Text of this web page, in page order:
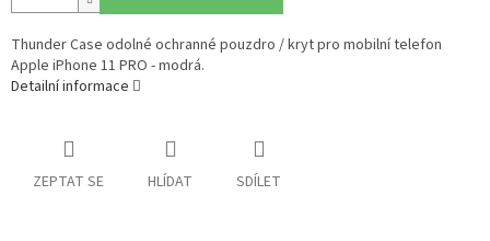
Thunder Case odolné ochranné pouzdro / kryt pro mobilní telefon
Apple iPhone 11 PRO - modrá.
Detailní informace
ZEPTAT SE HLÍDAT SDÍLET